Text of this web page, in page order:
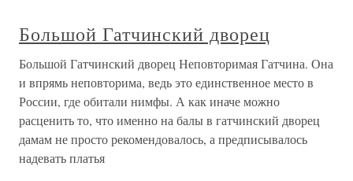
Большой Гатчинский дворец
Большой Гатчинский дворец Неповторимая Гатчина. Она
и впрямь неповторима, ведь это единственное место в
России, где обитали нимфы. А как иначе можно
расценить то, что именно на балы в гатчинский дворец
дамам не просто рекомендовалось, а предписывалось
надевать платья